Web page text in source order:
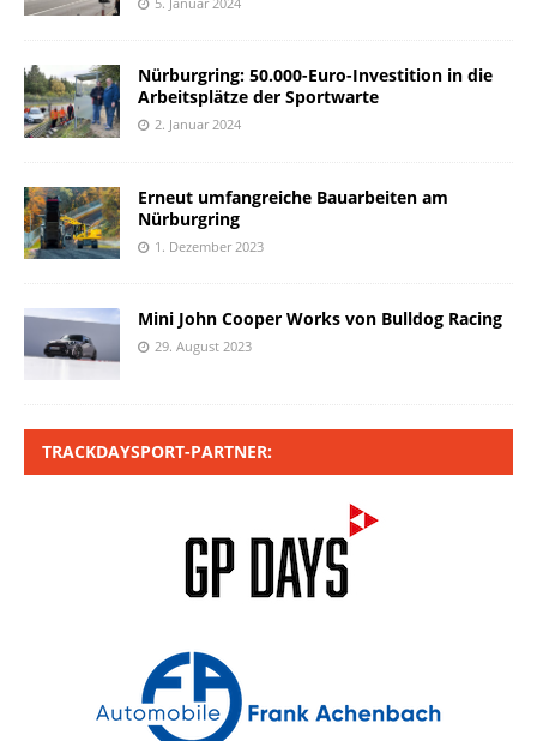
Nürburgring: 50.000-Euro-Investition in die
Arbeitsplätze der Sportwarte
2. Januar 2024
Erneut umfangreiche Bauarbeiten am
Nürburgring
1. Dezember 2023
Mini John Cooper Works von Bulldog Racing
29. August 2023
TRACKDAYSPORT-PARTNER: